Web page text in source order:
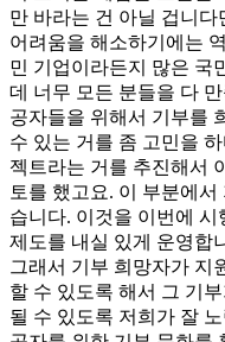
만 바라는 건 아닐 겁니다
어려움을 해소하기에는
민 기업이라든지 많은 국
데 너무 모든 분들을 다
공자들을 위해서 기부를
수 있는 거를 좀 고민을
젝트라는 거를 추진해서
토를 했고요. 이 부분에
습니다. 이것을 이번에
제도를 내실 있게 운영합
그래서 기부 희망자가 지
할 수 있도록 해서 그 기
될 수 있도록 저희가 잘